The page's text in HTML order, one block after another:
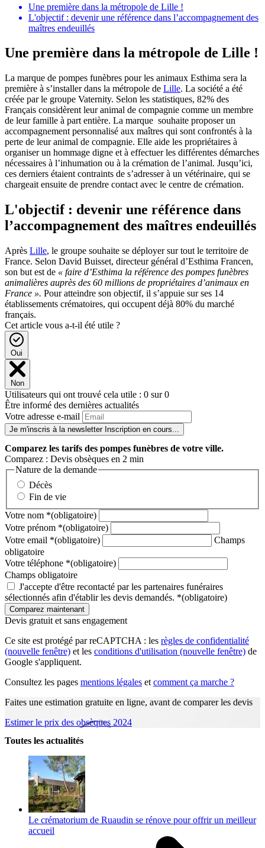
Une première dans la métropole de Lille !
L'objectif : devenir une référence dans l’accompagnement des
maîtres endeuillés
Une première dans la métropole de Lille !
La marque de pompes funèbres pour les animaux Esthima sera la
première à s’installer dans la métropole de Lille. La société a été
créée par le groupe Vaternity. Selon les statistiques, 82% des
Français considèrent leur animal de compagnie comme un membre
de leur famille à part entière. La marque souhaite proposer un
accompagnement personnalisé aux maîtres qui sont confrontés à la
perte de leur animal de compagnie. Elle aide les propriétaires à
organiser un hommage digne et à effectuer les différentes démarches
nécessaires à l’inhumation ou à la crémation de l’animal. Jusqu’ici,
ces derniers étaient contraints de s’adresser à un vétérinaire, qui se
chargeait ensuite de prendre contact avec le centre de crémation.
L'objectif : devenir une référence dans
l’accompagnement des maîtres endeuillés
Après Lille, le groupe souhaite se déployer sur tout le territoire de
France. Selon David Buisset, directeur général d’Esthima Francen,
son but est de « faire d’Esthima la référence des pompes funèbres
animalières auprès des 60 millions de propriétaires d’animaux en
France ». Pour atteindre son objectif, il s’appuie sur ses 14
établissements crématoires, qui occupent déjà 80% du marché
français.
Cet article vous a-t-il été utile ?
Oui
Non
Utilisateurs qui ont trouvé cela utile : 0 sur 0
Être informé des dernières actualités
Votre adresse e-mail
Je m'inscris à la newsletter Inscription en cours...
Comparez les tarifs des pompes funèbres de votre ville.
Comparez : Devis obsèques en 2 min
Nature de la demande
Décès
Fin de vie
Votre nom *(obligatoire)
Votre prénom *(obligatoire)
Votre email *(obligatoire)
Champs
obligatoire
Votre téléphone *(obligatoire)
Champs obligatoire
J'accepte d'être recontacté par les partenaires funéraires
sélectionnés afin d'établir les devis demandés. *(obligatoire)
Devis gratuit et sans engagement
Ce site est protégé par reCAPTCHA : les règles de confidentialité
(nouvelle fenêtre) et les conditions d'utilisation (nouvelle fenêtre) de
Google s'appliquent.
Consultez les pages mentions légales et comment ça marche ?
Faites une estimation gratuite en ligne, avant de comparer les devis
Estimer le prix des obsèques 2024
Toutes les actualités
Le crématorium de Ruaudin se rénove pour offrir un meilleur
accueil